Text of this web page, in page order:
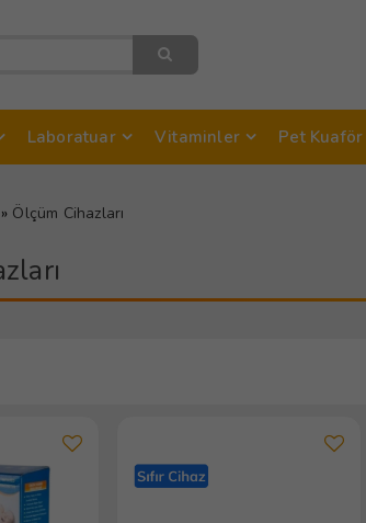
Laboratuar Vitaminler Pet Kuaför
» Ölçüm Cihazları